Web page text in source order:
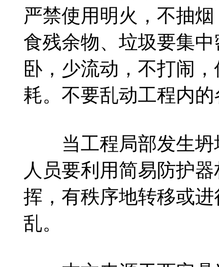
严禁使用明火，不抽
食残余物、垃圾要集
卧，少流动，不打闹
耗。不要乱动工程内
当工程局部发生坍
人员要利用简易防护
挥，有秩序地转移或
乱。